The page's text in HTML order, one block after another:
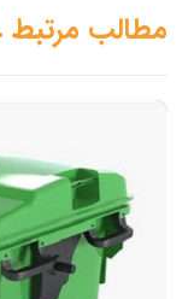
مطالب مرتبط